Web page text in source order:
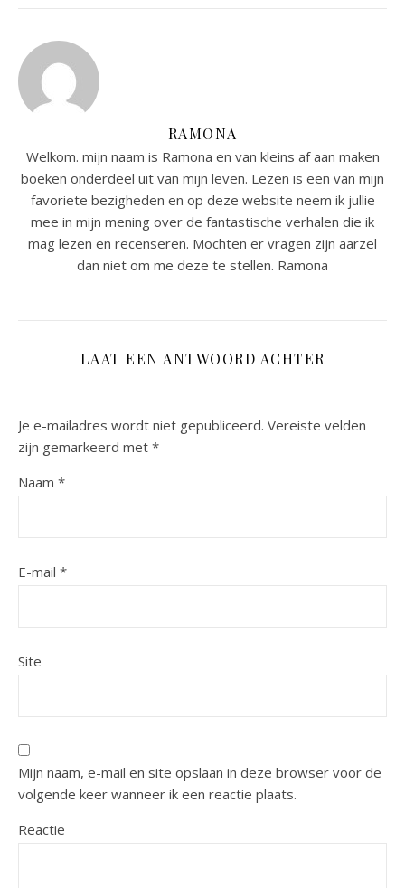
RAMONA
Welkom. mijn naam is Ramona en van kleins af aan maken
boeken onderdeel uit van mijn leven. Lezen is een van mijn
favoriete bezigheden en op deze website neem ik jullie
mee in mijn mening over de fantastische verhalen die ik
mag lezen en recenseren. Mochten er vragen zijn aarzel
dan niet om me deze te stellen. Ramona
LAAT EEN ANTWOORD ACHTER
Je e-mailadres wordt niet gepubliceerd. Vereiste velden
zijn gemarkeerd met *
Naam *
E-mail *
Site
Mijn naam, e-mail en site opslaan in deze browser voor de
volgende keer wanneer ik een reactie plaats.
Reactie